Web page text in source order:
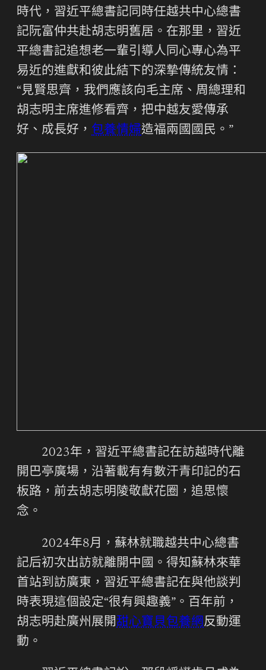
時代，習近平總書記同時任越共中心總書
記阮富仲共赴胡志明舊居。在那里，習近
平總書記追想老一輩引導人同心專心為平
易近的進獻和彼此結下的深摯傳統友情：
“見賢思齊，我們應該向毛主席、周總理和
胡志明主席進修看齊，把中越友愛傳承
好、成長好， 包養情婦造福兩國國民。”
2023年，習近平總書記在訪越時代離
開巴亭廣場，沿著載有有數汗青印記的石
板路，前去胡志明陵敬獻花圈，追思懷
念。
2024年8月，蘇林就職越共中心總書
記后初次出訪就離開中國。得知蘇林來華
首站到訪廣東，習近平總書記在與他談判
時表現這個設定“很有興趣義”。百年前，
胡志明赴廣州展開甜心寶貝包養網反動運
動。